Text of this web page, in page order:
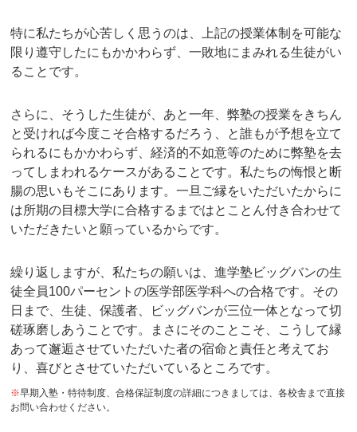
特に私たちが心苦しく思うのは、上記の授業体制を可能な
限り遵守したにもかかわらず、一敗地にまみれる生徒がい
ることです。
さらに、そうした生徒が、あと一年、弊塾の授業をきちん
と受ければ今度こそ合格するだろう、と誰もが予想を立て
られるにもかかわらず、経済的不如意等のために弊塾を去
ってしまわれるケースがあることです。私たちの悔恨と断
腸の思いもそこにあります。一旦ご縁をいただいたからに
は所期の目標大学に合格するまではとことん付き合わせて
いただきたいと願っているからです。
繰り返しますが、私たちの願いは、進学塾ビッグバンの生
徒全員100パーセントの医学部医学科への合格です。その
日まで、生徒、保護者、ビッグバンが三位一体となって切
磋琢磨しあうことです。まさにそのことこそ、こうして縁
あって邂逅させていただいた者の宿命と責任と考えてお
り、喜びとさせていただいているところです。
※早期入塾・特待制度、合格保証制度の詳細につきましては、各校舎まで直接
お問い合わせください。